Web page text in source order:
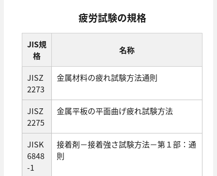
疲労試験の規格
JIS規
格
名称
JISZ
2273
金属材料の疲れ試験方法通則
JISZ
2275
金属平板の平面曲げ疲れ試験方法
JISK
6848
-1
接着剤－接着強さ試験方法－第１部：通
則